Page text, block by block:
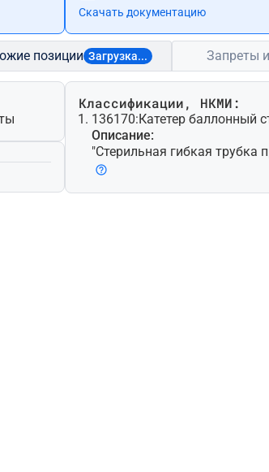
Скачать документацию
позиции Загрузка... Запреты
Классификации, НКМИ:
136170:Катетер баллонный
Описание:
"Стерильная гибкая трубка
ной транслюминальной